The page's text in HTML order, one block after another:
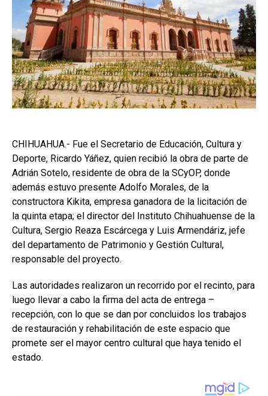
CHIHUAHUA.- Fue el Secretario de Educación, Cultura y
Deporte, Ricardo Yáñez, quien recibió la obra de parte de
Adrián Sotelo, residente de obra de la SCyOP, donde
además estuvo presente Adolfo Morales, de la
constructora Kikita, empresa ganadora de la licitación de
la quinta etapa; el director del Instituto Chihuahuense de la
Cultura, Sergio Reaza Escárcega y Luis Armendáriz, jefe
del departamento de Patrimonio y Gestión Cultural,
responsable del proyecto.
Las autoridades realizaron un recorrido por el recinto, para
luego llevar a cabo la firma del acta de entrega –
recepción, con lo que se dan por concluidos los trabajos
de restauración y rehabilitación de este espacio que
promete ser el mayor centro cultural que haya tenido el
estado.